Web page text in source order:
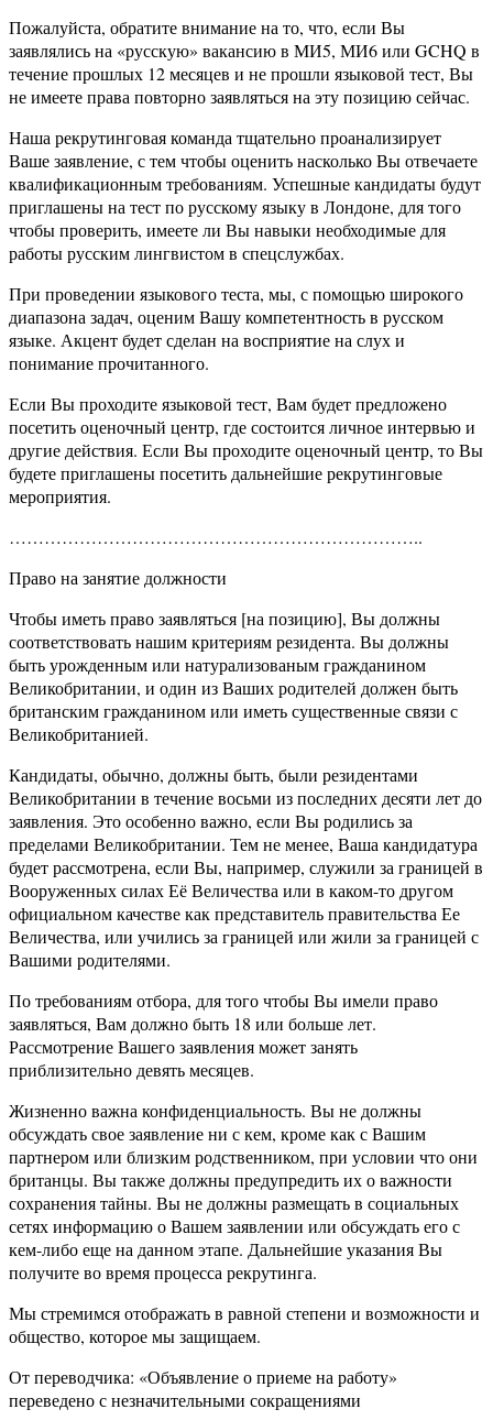
Пожалуйста, обратите внимание на то, что, если Вы
заявлялись на «русскую» вакансию в МИ5, МИ6 или GCHQ в
течение прошлых 12 месяцев и не прошли языковой тест, Вы
не имеете права повторно заявляться на эту позицию сейчас.
Наша рекрутинговая команда тщательно проанализирует
Ваше заявление, с тем чтобы оценить насколько Вы отвечаете
квалификационным требованиям. Успешные кандидаты будут
приглашены на тест по русскому языку в Лондоне, для того
чтобы проверить, имеете ли Вы навыки необходимые для
работы русским лингвистом в спецслужбах.
При проведении языкового теста, мы, с помощью широкого
диапазона задач, оценим Вашу компетентность в русском
языке. Акцент будет сделан на восприятие на слух и
понимание прочитанного.
Если Вы проходите языковой тест, Вам будет предложено
посетить оценочный центр, где состоится личное интервью и
другие действия. Если Вы проходите оценочный центр, то Вы
будете приглашены посетить дальнейшие рекрутинговые
мероприятия.
……………………………………………………………..
Право на занятие должности
Чтобы иметь право заявляться [на позицию], Вы должны
соответствовать нашим критериям резидента. Вы должны
быть урожденным или натурализованым гражданином
Великобритании, и один из Ваших родителей должен быть
британским гражданином или иметь существенные связи с
Великобританией.
Кандидаты, обычно, должны быть, были резидентами
Великобритании в течение восьми из последних десяти лет до
заявления. Это особенно важно, если Вы родились за
пределами Великобритании. Тем не менее, Ваша кандидатура
будет рассмотрена, если Вы, например, служили за границей в
Вооруженных силах Её Величества или в каком-то другом
официальном качестве как представитель правительства Ее
Величества, или учились за границей или жили за границей с
Вашими родителями.
По требованиям отбора, для того чтобы Вы имели право
заявляться, Вам должно быть 18 или больше лет.
Рассмотрение Вашего заявления может занять
приблизительно девять месяцев.
Жизненно важна конфиденциальность. Вы не должны
обсуждать свое заявление ни с кем, кроме как с Вашим
партнером или близким родственником, при условии что они
британцы. Вы также должны предупредить их о важности
сохранения тайны. Вы не должны размещать в социальных
сетях информацию о Вашем заявлении или обсуждать его с
кем-либо еще на данном этапе. Дальнейшие указания Вы
получите во время процесса рекрутинга.
Мы стремимся отображать в равной степени и возможности и
общество, которое мы защищаем.
От переводчика: «Объявление о приеме на работу»
переведено с незначительными сокращениями